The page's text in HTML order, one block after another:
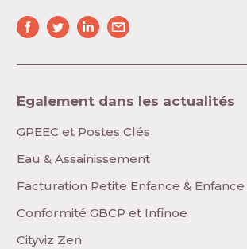
Egalement dans les actualités
GPEEC et Postes Clés
Eau & Assainissement
Facturation Petite Enfance & Enfance
Conformité GBCP et Infinoe
Cityviz Zen